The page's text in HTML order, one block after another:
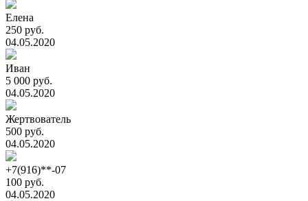
Елена
250 руб.
04.05.2020
Иван
5 000 руб.
04.05.2020
Жертвователь
500 руб.
04.05.2020
+7(916)**-07
100 руб.
04.05.2020